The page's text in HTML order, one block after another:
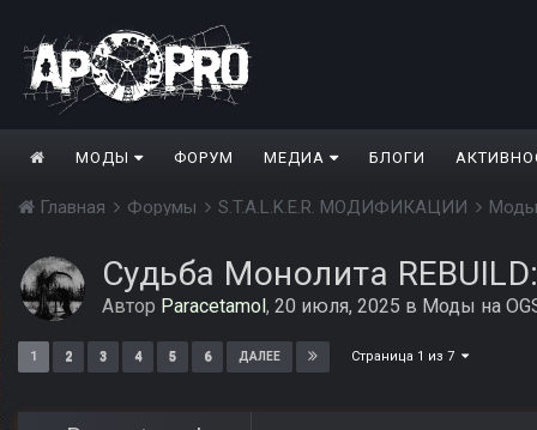
МОДЫ ФОРУМ МЕДИА БЛОГИ
Главная Форумы S.T.A.L.K.E.R. МОДИФИКАЦИИ
Судьба Монолита
Автор Paracetamol, 20 июля, 2025 в Моды на
1 2 3 4 5 6 ДАЛЕЕ Страница 1 из 7